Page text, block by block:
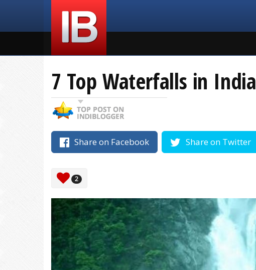
7 Top Waterfalls in India
Share on Facebook Share on Twitter
2